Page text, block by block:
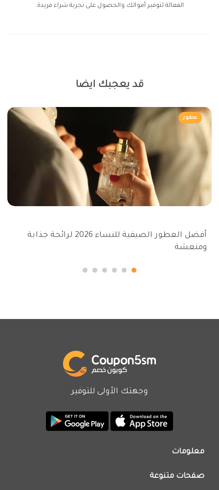
الفعالة لتوفير أموالك والحصول على تجربة شراء فريدة.
قد يعجبك ايضا
عطور
أفضل العطور الصيفية للنساء 2026 لرائحة جذابة
ومنعشة
وجهتك الأولى للتوفير
معلومات
اتصل بنا
صفحات متنوعة